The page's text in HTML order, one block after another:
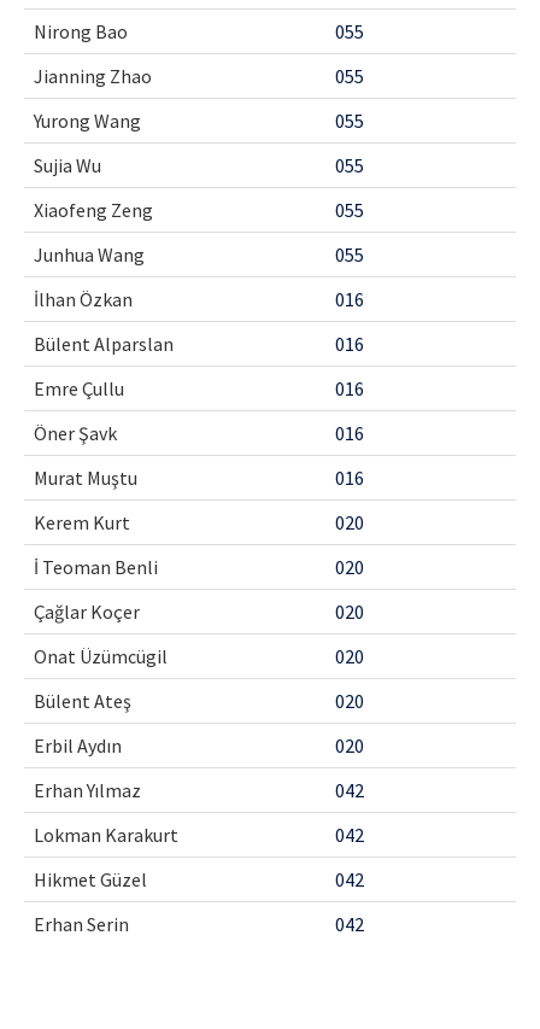
Nirong Bao
055
Jianning Zhao
055
Yurong Wang
055
Sujia Wu
055
Xiaofeng Zeng
055
Junhua Wang
055
İlhan Özkan
016
Bülent Alparslan
016
Emre Çullu
016
Öner Şavk
016
Murat Muştu
016
Kerem Kurt
020
İ Teoman Benli
020
Çağlar Koçer
020
Onat Üzümcügil
020
Bülent Ateş
020
Erbil Aydın
020
Erhan Yılmaz
042
Lokman Karakurt
042
Hikmet Güzel
042
Erhan Serin
042